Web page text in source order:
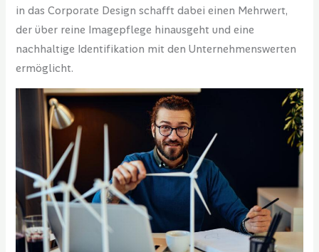
in das Corporate Design schafft dabei einen Mehrwert,
der über reine Imagepflege hinausgeht und eine
nachhaltige Identifikation mit den Unternehmenswerten
ermöglicht.